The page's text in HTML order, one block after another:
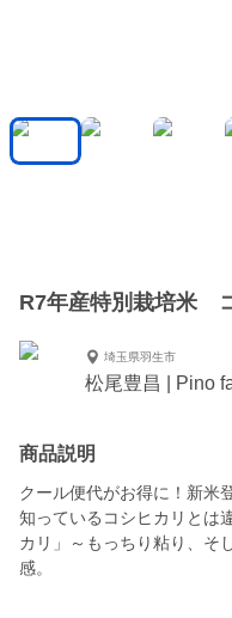
R7年産特別栽培米
埼玉県羽生市
松尾豊昌 | Pino
商品説明
クール便代がお得に！新米
知っているコシヒカリとは
カリ」～もっちり粘り、
感。